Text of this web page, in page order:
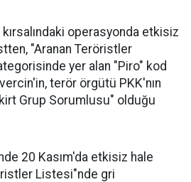
operasyonda etkisiz
"Aranan Teröristler
yer alan "Piro" kod
terör örgütü PKK'nın
Grup Sorumlusu" olduğu
20 Kasım'da etkisiz hale
Listesi"nde gri